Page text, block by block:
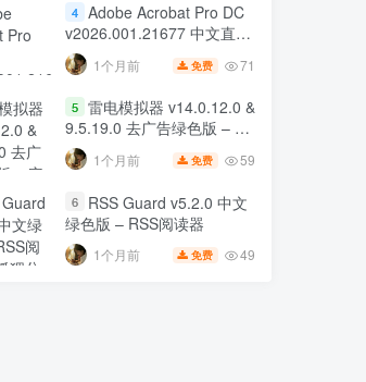
4 Adobe Acrobat Pro DC
v2026.001.21677 中文直装
版 32位 & 64位 – PDF 编辑
工具 1个月前 免费 71
5 雷电模拟器 v14.0.12.0 &
9.5.19.0 去广告绿色版 – 安
卓模拟器
1个月前 免费 59
6
RSS Guard v5.2.0 中文
绿色版 – RSS阅读器
1个月前 免费 49